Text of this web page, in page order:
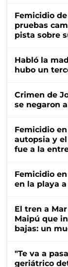
Femicidio
pruebas
pista sobre
Habló la
hubo un
Crimen de
se negaron
Femicidio
autopsia y
fue a la
Femicidio
en la playa
El tren a
Maipú que
bajas: un
"Te va a
geriátrico